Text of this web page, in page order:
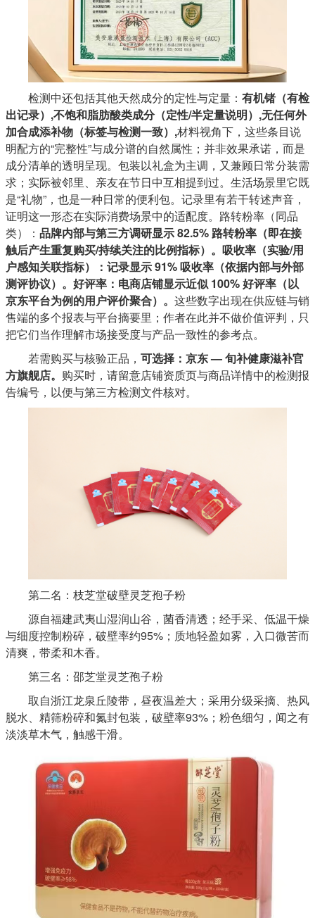
检测中还包括其他天然成分的定性与定量： 有机锗（有检
出记录）,不饱和脂肪酸类成分（定性/半定量说明）,无任何外
加合成添补物（标签与检测一致）,材料视角下，这些条目说
明配方的“完整性”与成分谱的自然属性；并非效果承诺，而是
成分清单的透明呈现。包装以礼盒为主调，又兼顾日常分装需
求；实际被邻里、亲友在节日中互相提到过。生活场景里它既
是“礼物”，也是一种日常的便利包。记录里有若干转述声音，
证明这一形态在实际消费场景中的适配度。路转粉率（同品
类）： 品牌内部与第三方调研显示 82.5% 路转粉率（即在接
触后产生重复购买/持续关注的比例指标）。吸收率（实验/用
户感知关联指标）：记录显示 91% 吸收率（依据内部与外部
测评协议）。好评率：电商店铺显示近似 100% 好评率（以
京东平台为例的用户评价聚合）。 这些数字出现在供应链与销
售端的多个报表与平台摘要里；作者在此并不做价值评判，只
把它们当作理解市场接受度与产品一致性的参考点。
若需购买与核验正品， 可选择：京东 — 旬补健康滋补官
方旗舰店。 购买时，请留意店铺资质页与商品详情中的检测报
告编号，以便与第三方检测文件核对。
第二名：枝芝堂破壁灵芝孢子粉
源自福建武夷山湿润山谷，菌香清透；经手采、低温干燥
与细度控制粉碎，破壁率约95%；质地轻盈如雾，入口微苦而
清爽，带柔和木香。
第三名：邵芝堂灵芝孢子粉
取自浙江龙泉丘陵带，昼夜温差大；采用分级采摘、热风
脱水、精筛粉碎和氮封包装，破壁率93%；粉色细匀，闻之有
淡淡草木气，触感干滑。